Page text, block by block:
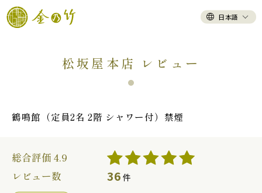
日本語
松坂屋本店 レビュー
鶴鳴館（定員2名 2階 シャワー付）禁煙
総合評価 4.9
レビュー数
36 件